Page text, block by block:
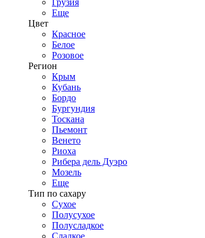
Грузия
Еще
Цвет
Красное
Белое
Розовое
Регион
Крым
Кубань
Бордо
Бургундия
Тоскана
Пьемонт
Венето
Риоха
Рибера дель Дуэро
Мозель
Еще
Тип по сахару
Сухое
Полусухое
Полусладкое